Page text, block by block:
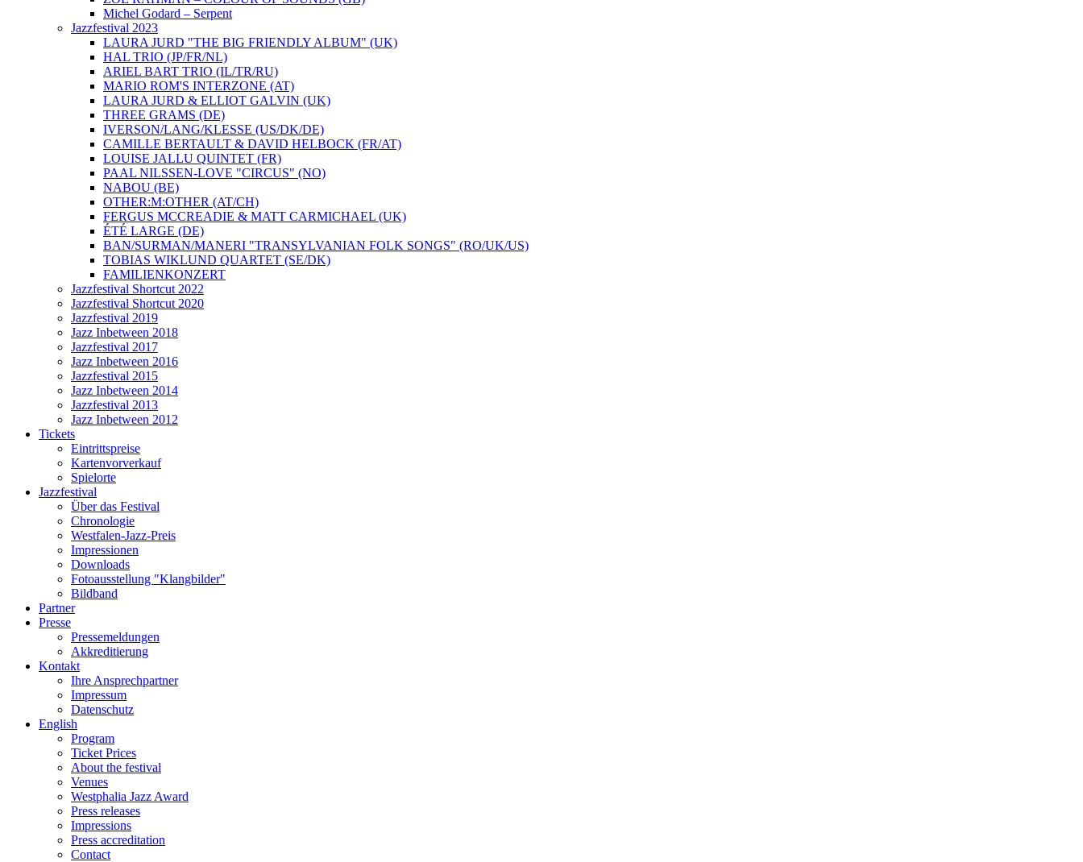
Michel Godard – Serpent
Jazzfestival 2023
LAURA JURD "THE BIG FRIENDLY ALBUM" (UK)
HAL TRIO (JP/FR/NL)
ARIEL BART TRIO (IL/TR/RU)
MARIO ROM'S INTERZONE (AT)
LAURA JURD & ELLIOT GALVIN (UK)
THREE GRAMS (DE)
IVERSON/LANG/KLESSE (US/DK/DE)
CAMILLE BERTAULT & DAVID HELBOCK (FR/AT)
LOUISE JALLU QUINTET (FR)
PAAL NILSSEN-LOVE "CIRCUS" (NO)
NABOU (BE)
OTHER:M:OTHER (AT/CH)
FERGUS MCCREADIE & MATT CARMICHAEL (UK)
ÉTÉ LARGE (DE)
BAN/SURMAN/MANERI "TRANSYLVANIAN FOLK SONGS" (RO/UK/US)
TOBIAS WIKLUND QUARTET (SE/DK)
FAMILIENKONZERT
Jazzfestival Shortcut 2022
Jazzfestival Shortcut 2020
Jazzfestival 2019
Jazz Inbetween 2018
Jazzfestival 2017
Jazz Inbetween 2016
Jazzfestival 2015
Jazz Inbetween 2014
Jazzfestival 2013
Jazz Inbetween 2012
Tickets
Eintrittspreise
Kartenvorverkauf
Spielorte
Jazzfestival
Über das Festival
Chronologie
Westfalen-Jazz-Preis
Impressionen
Downloads
Fotoausstellung "Klangbilder"
Bildband
Partner
Presse
Pressemeldungen
Akkreditierung
Kontakt
Ihre Ansprechpartner
Impressum
Datenschutz
English
Program
Ticket Prices
About the festival
Venues
Westphalia Jazz Award
Press releases
Impressions
Press accreditation
Contact